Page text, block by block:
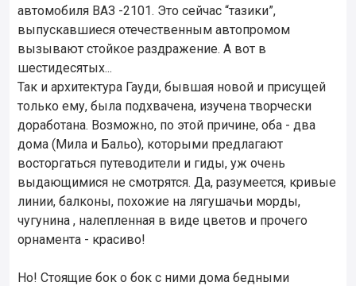
автомобиля ВАЗ -2101. Это сейчас “тазики”,
выпускавшиеся отечественным автопромом
вызывают стойкое раздражение. А вот в
шестидесятых...
Так и архитектура Гауди, бывшая новой и присущей
только ему, была подхвачена, изучена творчески
доработана. Возможно, по этой причине, оба - два
дома (Мила и Бальо), которыми предлагают
восторгаться путеводители и гиды, уж очень
выдающимися не смотрятся. Да, разумеется, кривые
линии, балконы, похожие на лягушачьи морды,
чугунина , налепленная в виде цветов и прочего
орнамента - красиво!
Но! Стоящие бок о бок с ними дома бедными